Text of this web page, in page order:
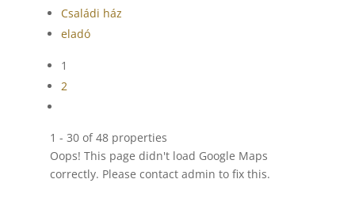
Családi ház
eladó
1
2
1 - 30 of 48 properties
Oops! This page didn't load Google Maps
correctly. Please contact admin to fix this.